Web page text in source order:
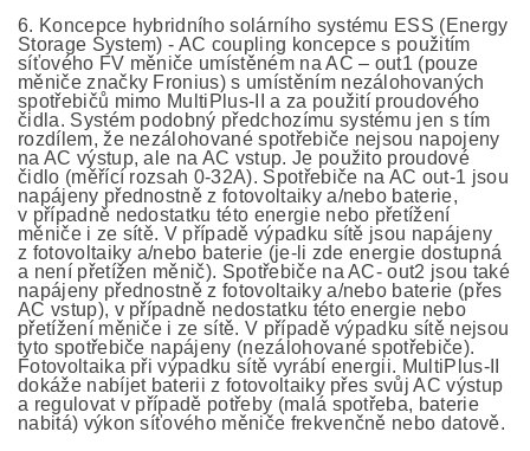
6. Koncepce hybridního solárního systému ESS (Energy
Storage System) - AC coupling koncepce s použitím
síťového FV měniče umístěném na AC – out1 (pouze
měniče značky Fronius) s umístěním nezálohovaných
spotřebičů mimo MultiPlus-II a za použití proudového
čidla. Systém podobný předchozímu systému jen s tím
rozdílem, že nezálohované spotřebiče nejsou napojeny
na AC výstup, ale na AC vstup. Je použito proudové
čidlo (měřící rozsah 0-32A). Spotřebiče na AC out-1 jsou
napájeny přednostně z fotovoltaiky a/nebo baterie,
v případně nedostatku této energie nebo přetížení
měniče i ze sítě. V případě výpadku sítě jsou napájeny
z fotovoltaiky a/nebo baterie (je-li zde energie dostupná
a není přetížen měnič). Spotřebiče na AC- out2 jsou také
napájeny přednostně z fotovoltaiky a/nebo baterie (přes
AC vstup), v případně nedostatku této energie nebo
přetížení měniče i ze sítě. V případě výpadku sítě nejsou
tyto spotřebiče napájeny (nezálohované spotřebiče).
Fotovoltaika při výpadku sítě vyrábí energii. MultiPlus-II
dokáže nabíjet baterii z fotovoltaiky přes svůj AC výstup
a regulovat v případě potřeby (malá spotřeba, baterie
nabitá) výkon síťového měniče frekvenčně nebo datově.